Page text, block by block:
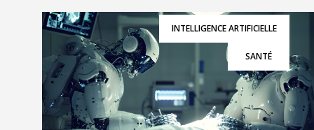
INTELLIGENCE ARTIFICIELLE
SANTÉ